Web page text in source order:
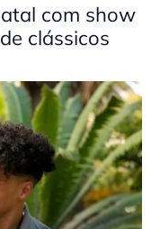
com show
clássicos